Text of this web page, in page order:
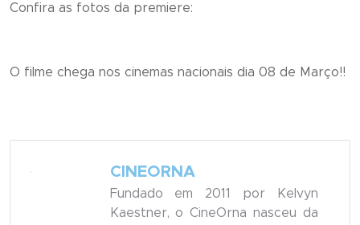
Confira as fotos da premiere:
O filme chega nos cinemas nacionais dia 08 de Março!!
CINEORNA
Fundado em 2011 por Kelvyn
Kaestner, o CineOrna nasceu da